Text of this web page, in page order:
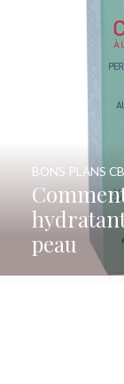
peau
BONS PLANS